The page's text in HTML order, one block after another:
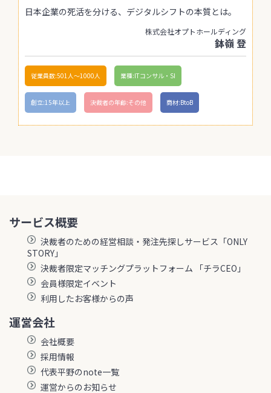
日本企業の死活を分ける、デジタルシフトの本質とは。
株式会社オプトホールディング
鉢嶺 登
従業員数:501人〜1000人 業種:ITコンサル・SI
創立:15年以上 決裁者の年齢:その他 商材:BtoB
サービス概要
決裁者のための経営相談・発注先探しサービス「ONLY
STORY」
決裁者限定マッチングプラットフォーム 「チラCEO」
会員様限定イベント
利用したお客様からの声
運営会社
会社概要
採用情報
代表平野のnote一覧
運営からのお知らせ